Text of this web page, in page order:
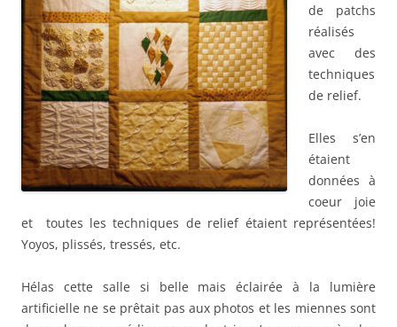
de patchs
réalisés
avec des
techniques
de relief.
Elles s’en
étaient
données à
coeur joie
et toutes les techniques de relief étaient représentées!
Yoyos, plissés, tressés, etc.
Hélas cette salle si belle mais éclairée à la lumière
artificielle ne se prêtait pas aux photos et les miennes sont